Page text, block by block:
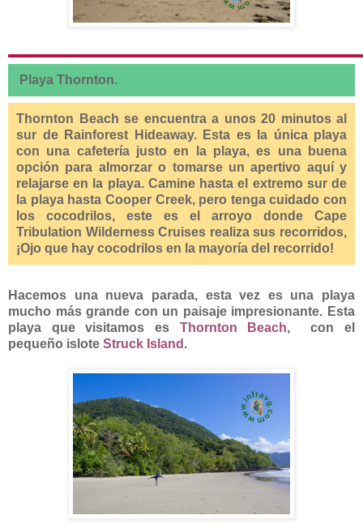
Playa Thornton.
Thornton Beach se encuentra a unos 20 minutos al
sur de Rainforest Hideaway. Esta es la única playa
con una cafetería justo en la playa, es una buena
opción para almorzar o tomarse un apertivo aquí y
relajarse en la playa. Camine hasta el extremo sur de
la playa hasta Cooper Creek, pero tenga cuidado con
los cocodrilos, este es el arroyo donde Cape
Tribulation Wilderness Cruises realiza sus recorridos,
¡Ojo que hay cocodrilos en la mayoría del recorrido!
Hacemos una nueva parada, esta vez es una playa
mucho más grande con un paisaje impresionante. Esta
playa que visitamos es Thornton Beach, con el
pequeño islote Struck Island .